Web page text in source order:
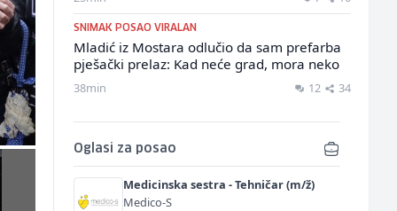
SNIMAK POSAO VIRALAN
Mladić iz Mostara odlučio da sam prefarba
pješački prelaz: Kad neće grad, mora neko
38min 12 34
Oglasi za posao
Medicinska sestra - Tehničar (m/ž)
Medico-S